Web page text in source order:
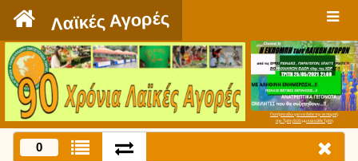
Λαϊκές Αγορές
Πατήστε εδώ για να δείτε την εκπομπή
την Τρίτη 9:00 μμ και κάθε Τρίτη
0